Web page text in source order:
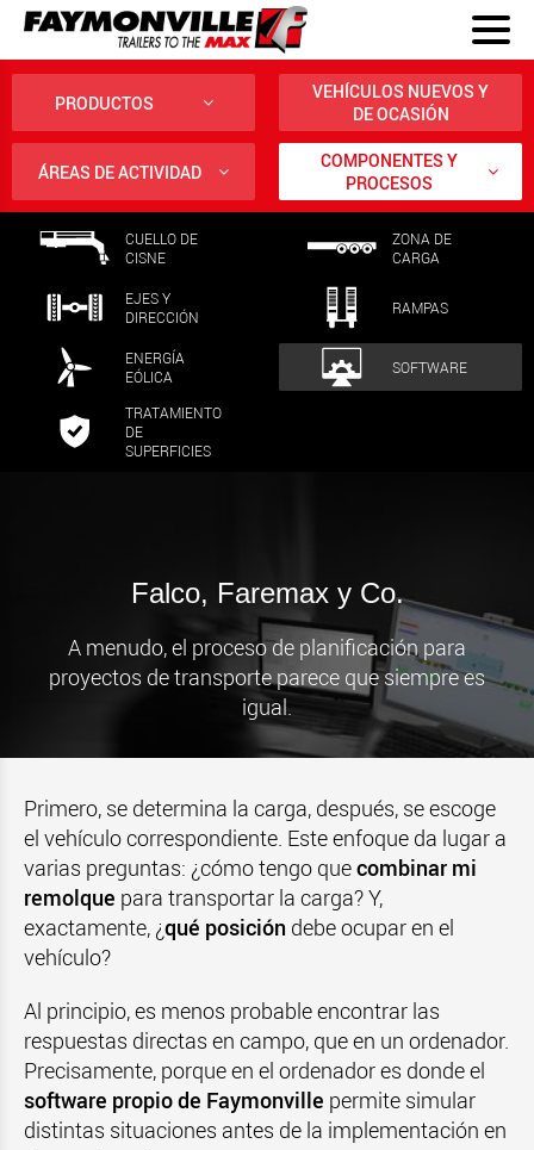
PRODUCTOS
VEHÍCULOS NUEVOS Y
DE OCASIÓN
ÁREAS DE ACTIVIDAD
COMPONENTES Y
PROCESOS
CUELLO DE
CISNE
ZONA DE
CARGA
EJES Y
DIRECCIÓN
RAMPAS
ENERGÍA
EÓLICA
SOFTWARE
TRATAMIENTO
DE
SUPERFICIES
Falco, Faremax y Co.
A menudo, el proceso de planificación para
proyectos de transporte parece que siempre es
igual.
Primero, se determina la carga, después, se escoge
el vehículo correspondiente. Este enfoque da lugar a
varias preguntas: ¿cómo tengo quecombinar mi
remolque para transportar la carga? Y,
exactamente, ¿qué posición debe ocupar en el
vehículo?
Al principio, es menos probable encontrar las
respuestas directas en campo, que en un ordenador.
Precisamente, porque en el ordenador es donde el
software propio de Faymonville permite simular
distintas situaciones antes de la implementación en